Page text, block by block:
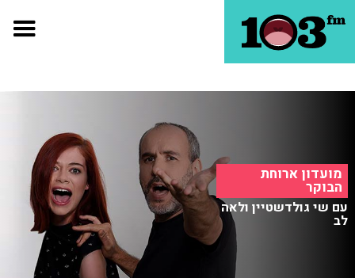
מועדון ארוחת
הבוקר
עם שי גולדשטיין ולאה
לב